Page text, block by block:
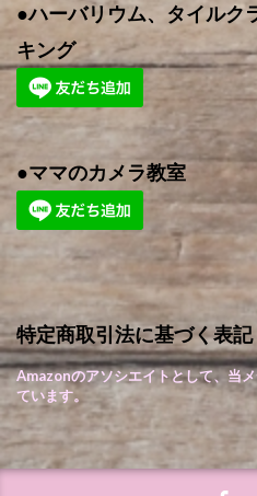
●ハーバリウム、タイルク
キング
●ママのカメラ教室
特定商取引法に基づく表記
Amazonのアソシエイトとして、当
ています。